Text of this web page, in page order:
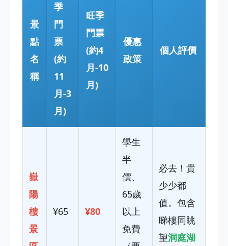
景
點
名
稱
季
門
票
(約
11
月-3
月)
旺季
門票
(約4
月-10
月)
優惠
政策
個人評價
嶽
陽
樓
景
¥65 ¥80
學生
半
價、
65歲
以上
免費
必去！貴
少少都
值。包含
睇樓同眺
望洞庭湖